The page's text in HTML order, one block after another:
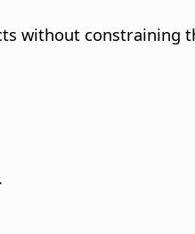
without constraining